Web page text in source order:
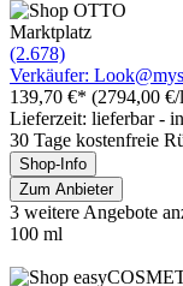
Marktplatz
(2.678)
Verkäufer:
139,70 €* (2794,00
Lieferzeit: lieferbar -
30 Tage kostenfreie
Shop-Info
Zum Anbieter
3 weitere Angebote
100 ml